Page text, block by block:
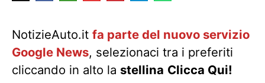
NotizieAuto.it fa parte del nuovo servizio
Google News, selezionaci tra i preferiti
cliccando in alto la stellina Clicca Qui!